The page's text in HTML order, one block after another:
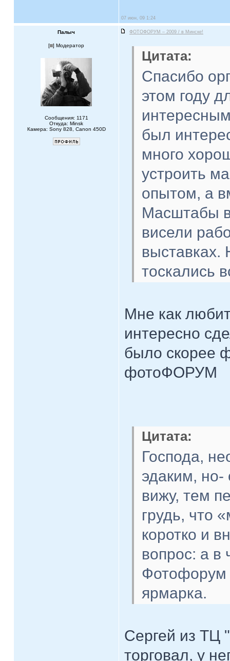
07 июн, 09 1:24
Палыч ФОТОФОРУМ – 2009 / в Минске!
[ ] Модератор
Сообщения: 1171
Откуда: Minsk
Камера: Sony 828, Canon 450D
Цитата:
Спасибо
этом году
был
много
устроить
опытом, а
Масштабы
висели
выставках.
тоскались
Мне как
интересно
было скорее
фотоФОРУМ
Цитата:
Господа,
эдаким,
вижу, тем
грудь, что
коротко и
вопрос: а в
Фотофорум
ярмарка.
Сергей из ТЦ
торговал, у